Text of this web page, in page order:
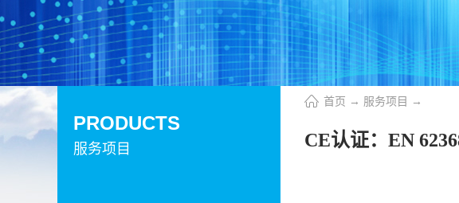
服务项目
PRODUCTS
首页 → 服务项目 →
CE认证：EN